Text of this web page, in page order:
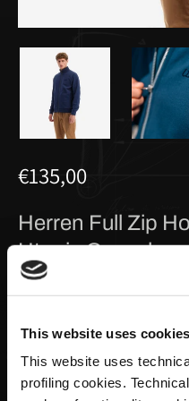
This website uses cookies
This website uses
profiling cookies.
€135,00
Herren Full Zip
Utopia Capsule
Menge